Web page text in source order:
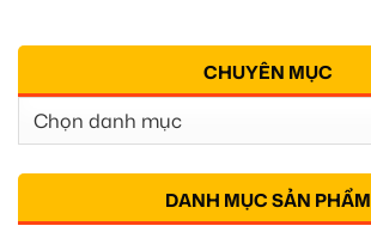
CHUYÊN MỤC
Chuyên
Mục
DANH MỤC SẢN PHẨM